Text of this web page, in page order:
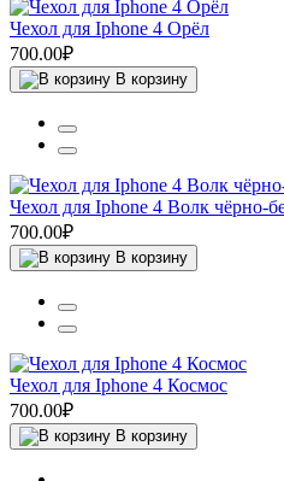
Чехол для Iphone 4 Орёл
700.00₽
В корзину
Чехол для Iphone 4 Волк чёрно-
700.00₽
В корзину
Чехол для Iphone 4 Космос
700.00₽
В корзину